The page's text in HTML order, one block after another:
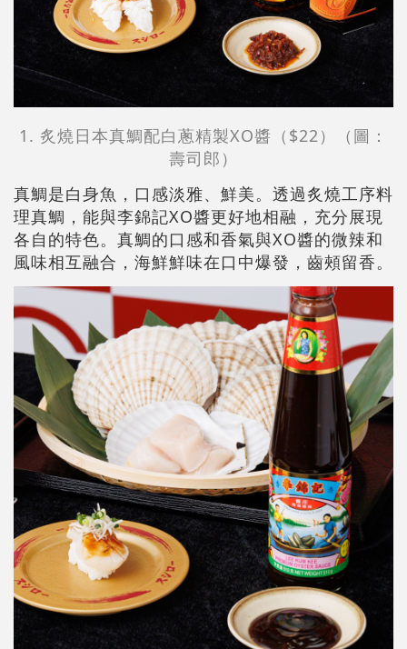
1. 炙燒日本真鯛配白蔥精製XO醬（$22）（圖：
壽司郎）
真鯛是白身魚，口感淡雅、鮮美。透過炙燒工序料
理真鯛，能與李錦記XO醬更好地相融，充分展現
各自的特色。真鯛的口感和香氣與XO醬的微辣和
風味相互融合，海鮮鮮味在口中爆發，齒頰留香。